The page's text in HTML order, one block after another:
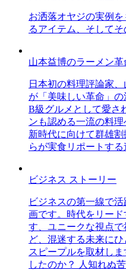
お洒落オヤジの実例
るアイテム、そしてそ
山本益博のラーメン革
日本初の料理評論家
が「美味しい革命」
B級グルメとして愛さ
ンも認める一流の料理
新時代に向けて群雄
らが実食リポートする
ビジネス ストーリー
ビジネスの第一線で
画です。時代をリー
す、ユニークな視点
ど、混迷する未来に
スピープルを取材し
したのか？ 人知れぬ